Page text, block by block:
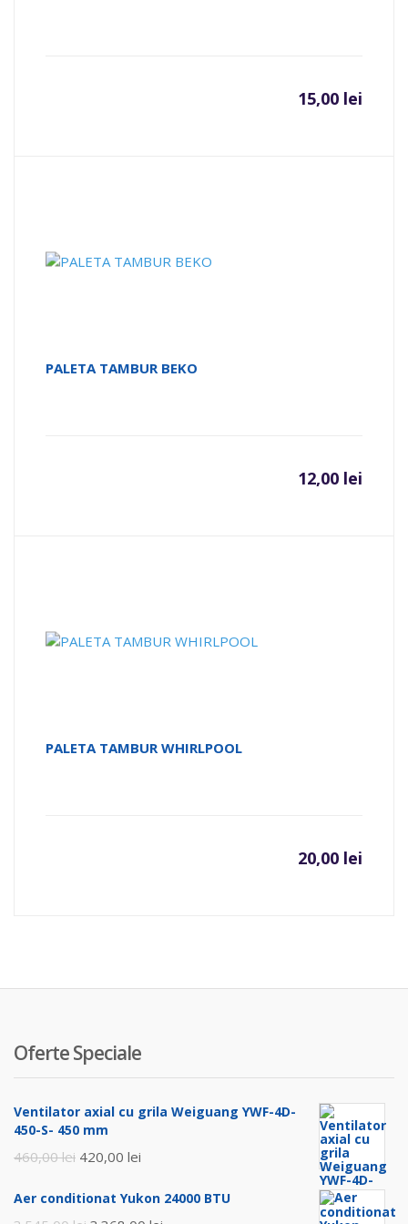
15,00 lei
PALETA TAMBUR BEKO
12,00 lei
PALETA TAMBUR WHIRLPOOL
20,00 lei
Oferte Speciale
Ventilator axial cu grila Weiguang YWF-4D-
450-S- 450 mm
460,00lei Prețul
a
420,00 lei
este:
Aer conditionat Yukon 24000 BTU